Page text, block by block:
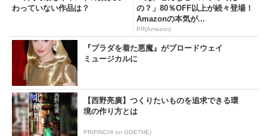
わっていない作品は？
の？」80％OFF以上が続々登場！
Amazonの本気が...
PR(Amazon)
『プラダを着た悪魔』がブロードウェイ
ミュージカルに
【西野亮廣】つくりたいものを追求できる環
境の作り方とは
PR(FINCHI on GOETHE)